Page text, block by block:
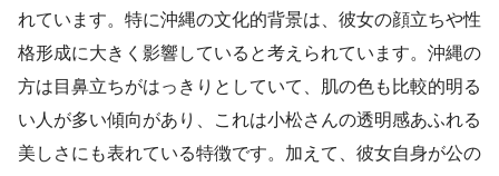
れています。特に沖縄の文化的背景は、彼女の顔立ちや性
格形成に大きく影響していると考えられています。沖縄の
方は目鼻立ちがはっきりとしていて、肌の色も比較的明る
い人が多い傾向があり、これは小松さんの透明感あふれる
美しさにも表れている特徴です。加えて、彼女自身が公の